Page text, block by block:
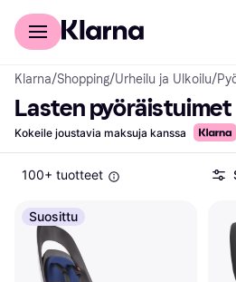
Kuluttajille
Klarna/Shopping/Urheilu ja Ulkoilu/
Lasten pyöräistuimet
Kokeile joustavia maksuja kanssa
100+ tuotteet
Suosittu